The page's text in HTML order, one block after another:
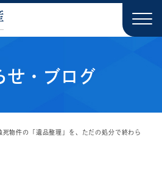
せ・ブログ
物件の「遺品整理」を、ただの処分で終わら